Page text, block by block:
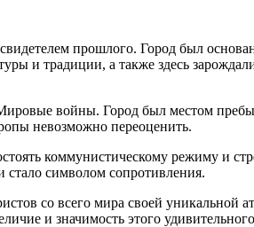
прошлого. Город был
и традиции, а также здесь
войны. Город был местом
невозможно переоценить.
коммунистическому режиму и
стало символом сопротивления.
со всего мира своей уникальной
и значимость этого